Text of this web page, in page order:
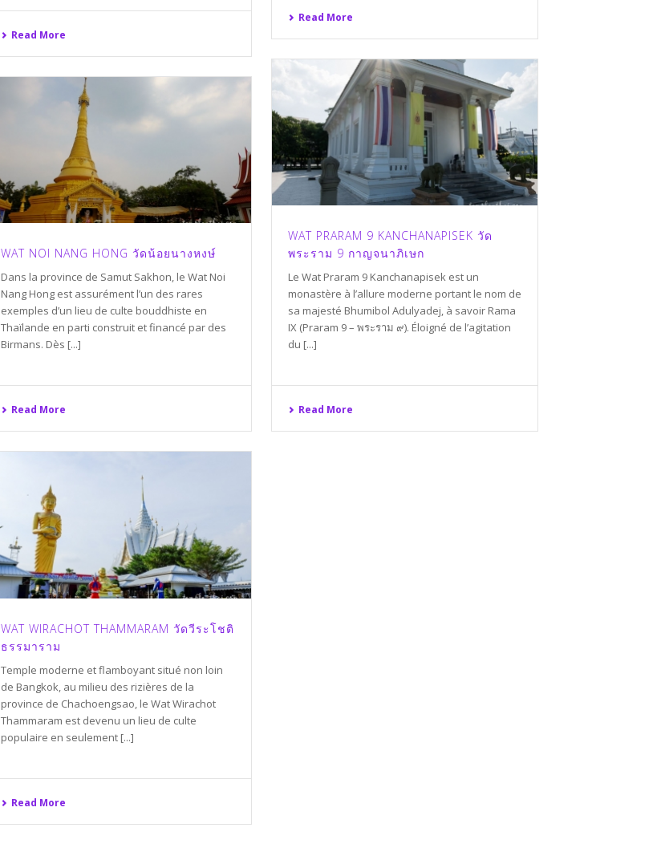
Read More
Read More
WAT PRARAM 9 KANCHANAPISEK วัด
พระราม 9 กาญจนาภิเษก
Le Wat Praram 9 Kanchanapisek est un
monastère à l’allure moderne portant le nom de
sa majesté Bhumibol Adulyadej, à savoir Rama
IX (Praram 9 – พระราม ๙). Éloigné de l’agitation
du [...]
Read More
WAT NOI NANG HONG วัดน้อยนางหงษ์
Dans la province de Samut Sakhon, le Wat Noi
Nang Hong est assurément l’un des rares
exemples d’un lieu de culte bouddhiste en
Thaïlande en parti construit et financé par des
Birmans. Dès [...]
Read More
WAT WIRACHOT THAMMARAM วัดวีระโชติ
ธรรมาราม
Temple moderne et flamboyant situé non loin
de Bangkok, au milieu des rizières de la
province de Chachoengsao, le Wat Wirachot
Thammaram est devenu un lieu de culte
populaire en seulement [...]
Read More